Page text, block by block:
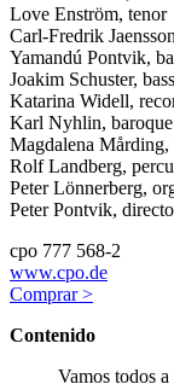
Love Enström, tenor
Carl-Fredrik
Yamandú Pontvik,
Joakim Schuster, bass
Katarina Widell,
Karl Nyhlin,
Magdalena Mårding,
Rolf Landberg,
Peter Lönnerberg,
Peter Pontvik,
cpo 777 568-2
www.cpo.de
Comprar >
Contenido
Vamos todos a